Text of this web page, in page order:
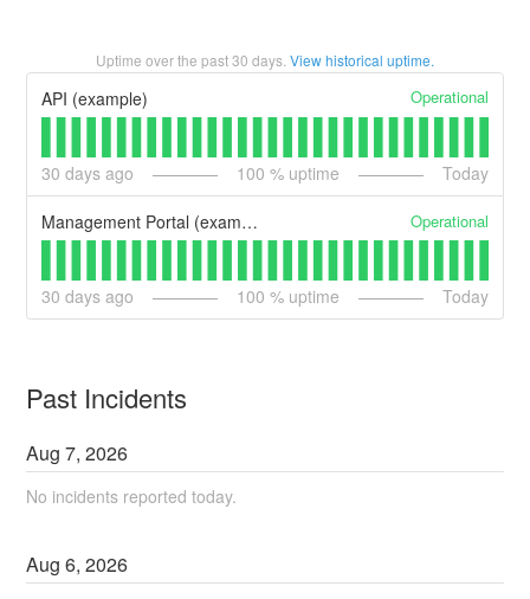
Uptime over the past30 days. View historical uptime.
API (example) Operational
30 days ago 100 % uptime Today
Management Portal (example) Operational
30 days ago 100 % uptime Today
Past Incidents
Aug7,2026
No incidents reported today.
Aug6,2026